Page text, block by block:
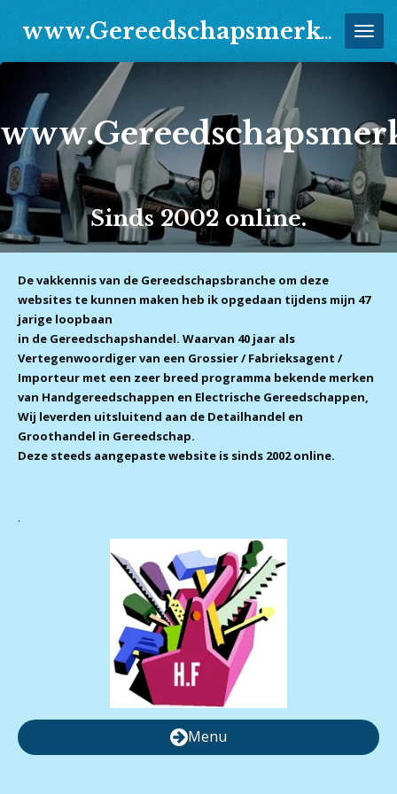
direct
hoofdinhoud
www.Gereedschapsmerken.Jouwweb.nl
Sinds 2002 online.
De vakkennis van de Gereedschapsbranche om deze
websites te kunnen maken heb ik opgedaan tijdens mijn 47
jarige loopbaan
in de Gereedschapshandel. Waarvan 40 jaar als
Vertegenwoordiger van een Grossier / Fabrieksagent /
Importeur met een zeer breed programma bekende merken
van Handgereedschappen en Electrische Gereedschappen,
Wij leverden uitsluitend aan de Detailhandel en
Groothandel in Gereedschap.
Deze steeds aangepaste website is sinds 2002 online.
.
Menu